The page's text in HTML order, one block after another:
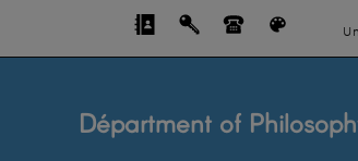
Départment of